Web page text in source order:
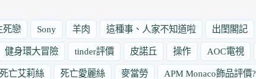
死戀 Sony 羊肉 這種事、人家不知道啦 出閨閣記
健身環大冒險 tinder評價 皮諾丘 操作 AOC電視
死亡艾莉絲 死亡愛麗絲 麥當勞 APM Monaco飾品評價?